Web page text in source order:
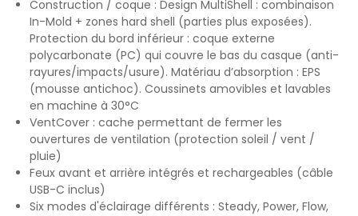
Construction / coque : Design MultiShell : combinaison
In-Mold + zones hard shell (parties plus exposées).
Protection du bord inférieur : coque externe
polycarbonate (PC) qui couvre le bas du casque (anti-
rayures/impacts/usure). Matériau d’absorption : EPS
(mousse antichoc). Coussinets amovibles et lavables
en machine à 30°C
VentCover : cache permettant de fermer les
ouvertures de ventilation (protection soleil / vent /
pluie)
Feux avant et arrière intégrés et rechargeables (câble
USB-C inclus)
Six modes d'éclairage différents : Steady, Power, Flow,